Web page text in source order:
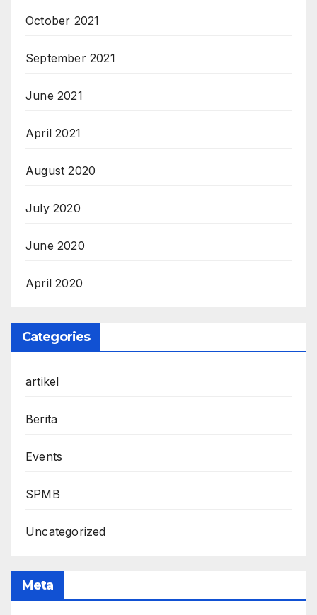
October 2021
September 2021
June 2021
April 2021
August 2020
July 2020
June 2020
April 2020
Categories
artikel
Berita
Events
SPMB
Uncategorized
Meta